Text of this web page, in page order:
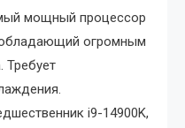
мощный процессор
огромным
Требует
i9-14900K,